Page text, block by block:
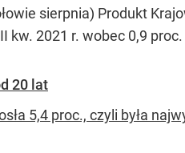
sierpnia) Produkt
kw. 2021 r. wobec 0,9
20 lat
5,4 proc., czyli była